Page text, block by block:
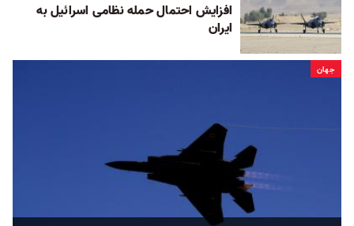
افزایش احتمال حمله نظامی اسرائيل به
ایران
جهان